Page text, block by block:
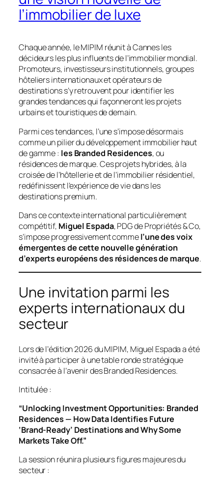
l’immobilier de luxe
Chaque année, le MIPIM réunit à Cannes les
décideurs les plus influents de l’immobilier mondial.
Promoteurs, investisseurs institutionnels, groupes
hôteliers internationaux et opérateurs de
destinations s’y retrouvent pour identifier les
grandes tendances qui façonneront les projets
urbains et touristiques de demain.
Parmi ces tendances, l’une s’impose désormais
comme un pilier du développement immobilier haut
de gamme : les Branded Residences, ou
résidences de marque. Ces projets hybrides, à la
croisée de l’hôtellerie et de l’immobilier résidentiel,
redéfinissent l’expérience de vie dans les
destinations premium.
Dans ce contexte international particulièrement
compétitif, Miguel Espada, PDG de Propriétés & Co,
s’impose progressivement commel’une des voix
émergentes de cette nouvelle génération
d’experts européens des résidences de marque.
Une invitation parmi les
experts internationaux du
secteur
Lors de l’édition 2026 du MIPIM, Miguel Espada a été
invité à participer à une table ronde stratégique
consacrée à l’avenir des Branded Residences.
Intitulée :
“Unlocking Investment Opportunities: Branded
Residences — How Data Identifies Future
‘Brand-Ready’ Destinations and Why Some
Markets Take Off.”
La session réunira plusieurs figures majeures du
secteur :